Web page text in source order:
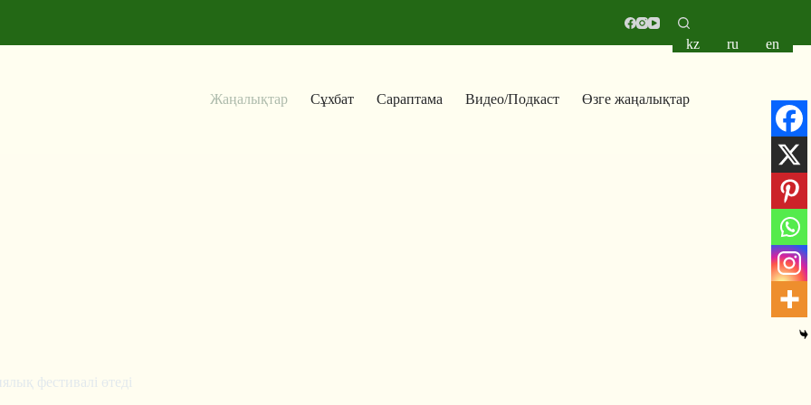
Жаңалықтар Сұхбат Сараптама Видео/Подкаст Өзге жаңалықтар
kz ru en
фестивалі өтеді